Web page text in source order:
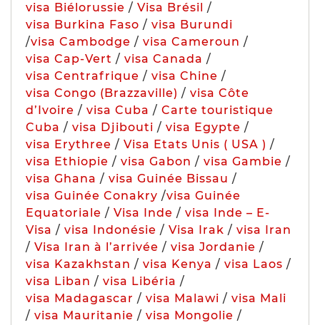
visa Biélorussie / Visa Brésil /
visa Burkina Faso / visa Burundi
/visa Cambodge / visa Cameroun /
visa Cap-Vert / visa Canada /
visa Centrafrique / visa Chine /
visa Congo (Brazzaville) / visa Côte
d’Ivoire / visa Cuba / Carte touristique
Cuba / visa Djibouti / visa Egypte /
visa Erythree / Visa Etats Unis ( USA ) /
visa Ethiopie / visa Gabon / visa Gambie /
visa Ghana / visa Guinée Bissau /
visa Guinée Conakry /visa Guinée
Equatoriale / Visa Inde / visa Inde – E-
Visa / visa Indonésie / Visa Irak / visa Iran
/ Visa Iran à l’arrivée / visa Jordanie /
visa Kazakhstan / visa Kenya / visa Laos /
visa Liban / visa Libéria /
visa Madagascar / visa Malawi / visa Mali
/ visa Mauritanie / visa Mongolie /